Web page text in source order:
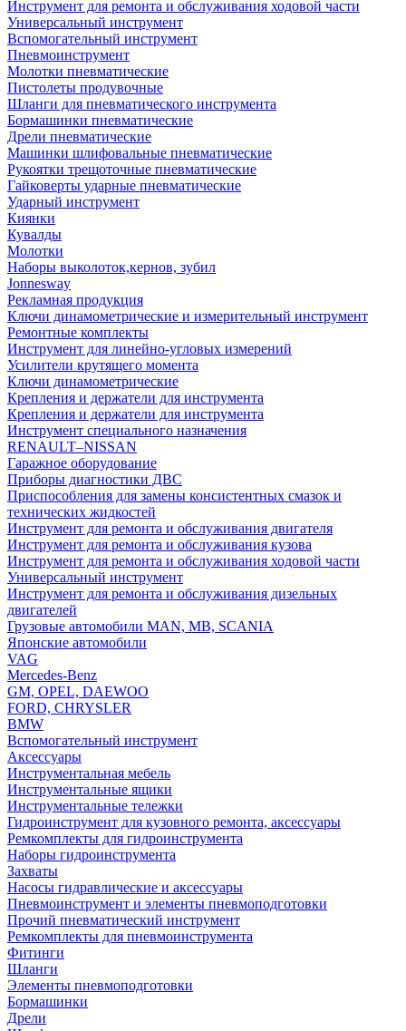
Инструмент для ремонта и обслуживания ходовой части
Универсальный инструмент
Вспомогательный инструмент
Пневмоинструмент
Молотки пневматические
Пистолеты продувочные
Шланги для пневматического инструмента
Бормашинки пневматические
Дрели пневматические
Машинки шлифовальные пневматические
Рукоятки трещоточные пневматические
Гайковерты ударные пневматические
Ударный инструмент
Киянки
Кувалды
Молотки
Наборы выколоток,кернов, зубил
Jonnesway
Рекламная продукция
Ключи динамометрические и измерительный инструмент
Ремонтные комплекты
Инструмент для линейно-угловых измерений
Усилители крутящего момента
Ключи динамометрические
Крепления и держатели для инструмента
Крепления и держатели для инструмента
Инструмент специального назначения
RENAULT–NISSAN
Гаражное оборудование
Приборы диагностики ДВС
Приспособления для замены консистентных смазок и
технических жидкостей
Инструмент для ремонта и обслуживания двигателя
Инструмент для ремонта и обслуживания кузова
Инструмент для ремонта и обслуживания ходовой части
Универсальный инструмент
Инструмент для ремонта и обслуживания дизельных
двигателей
Грузовые автомобили MAN, MB, SCANIA
Японские автомобили
VAG
Mercedes-Benz
GM, OPEL, DAEWOO
FORD, CHRYSLER
BMW
Вспомогательный инструмент
Аксессуары
Инструментальная мебель
Инструментальные ящики
Инструментальные тележки
Гидроинструмент для кузовного ремонта, аксессуары
Ремкомплекты для гидроинструмента
Наборы гидроинструмента
Захваты
Насосы гидравлические и аксессуары
Пневмоинструмент и элементы пневмоподготовки
Прочий пневматический инструмент
Ремкомплекты для пневмоинструмента
Фитинги
Шланги
Элементы пневмоподготовки
Бормашинки
Дрели